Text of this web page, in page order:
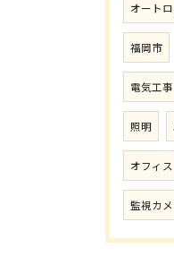
オート
福岡市
電気工事
照明
オフィス
監視カ